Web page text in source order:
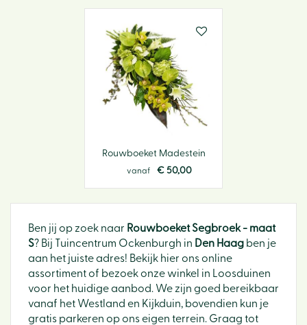
Rouwboeket Madestein
vanaf € 50,00
Ben jij op zoek naar Rouwboeket Segbroek - maat
S? Bij Tuincentrum Ockenburgh in Den Haag ben je
aan het juiste adres! Bekijk hier ons online
assortiment of bezoek onze winkel in Loosduinen
voor het huidige aanbod. We zijn goed bereikbaar
vanaf het Westland en Kijkduin, bovendien kun je
gratis parkeren op ons eigen terrein. Graag tot